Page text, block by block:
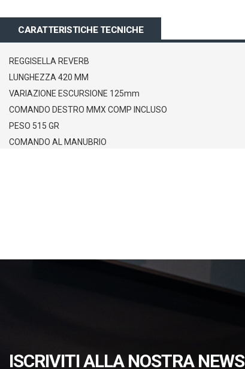
galleria
immagini
CARATTERISTICHE TECNICHE
REGGISELLA REVERB
LUNGHEZZA 420 MM
VARIAZIONE ESCURSIONE 125mm
COMANDO DESTRO MMX COMP INCLUSO
PESO 515 GR
COMANDO AL MANUBRIO
ISCRIVITI ALLA NOSTRA